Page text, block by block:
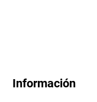
Información